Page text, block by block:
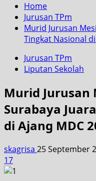
Home
Jurusan TPm
Murid Jurusan
Tingkat Nasional
Jurusan TPm
Liputan Sekolah
Murid Jurusan
Surabaya
di Ajang MDC
skagrisa 25 September
17